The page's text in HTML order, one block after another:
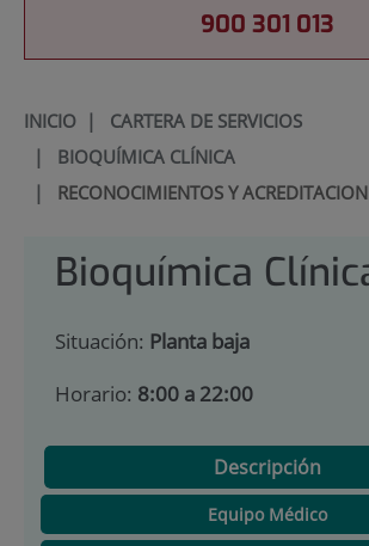
900 301 013
INICIO| CARTERA DE SERVICIOS
| BIOQUÍMICA CLÍNICA
| RECONOCIMIENTOS Y
Bioquímica
Situación: Planta baja
Horario: 8:00 a 22:00
Descripción
Equipo Médico